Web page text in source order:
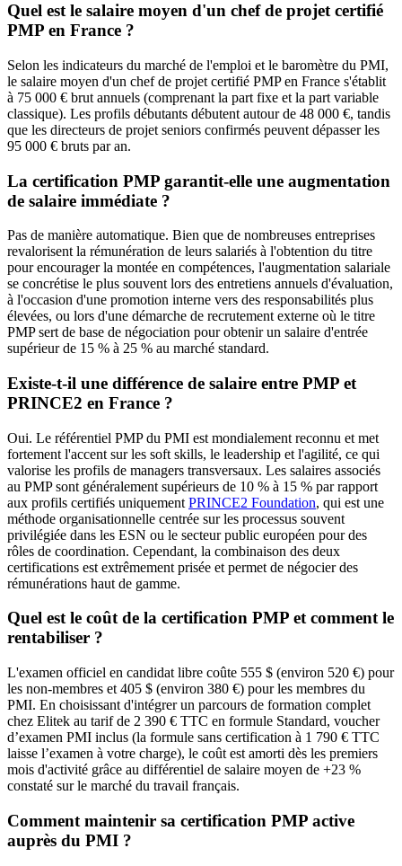
Quel est le salaire moyen d'un chef de projet certifié
PMP en France ?
Selon les indicateurs du marché de l'emploi et le baromètre du PMI,
le salaire moyen d'un chef de projet certifié PMP en France s'établit
à 75 000 € brut annuels (comprenant la part fixe et la part variable
classique). Les profils débutants débutent autour de 48 000 €, tandis
que les directeurs de projet seniors confirmés peuvent dépasser les
95 000 € bruts par an.
La certification PMP garantit-elle une augmentation
de salaire immédiate ?
Pas de manière automatique. Bien que de nombreuses entreprises
revalorisent la rémunération de leurs salariés à l'obtention du titre
pour encourager la montée en compétences, l'augmentation salariale
se concrétise le plus souvent lors des entretiens annuels d'évaluation,
à l'occasion d'une promotion interne vers des responsabilités plus
élevées, ou lors d'une démarche de recrutement externe où le titre
PMP sert de base de négociation pour obtenir un salaire d'entrée
supérieur de 15 % à 25 % au marché standard.
Existe-t-il une différence de salaire entre PMP et
PRINCE2 en France ?
Oui. Le référentiel PMP du PMI est mondialement reconnu et met
fortement l'accent sur les soft skills, le leadership et l'agilité, ce qui
valorise les profils de managers transversaux. Les salaires associés
au PMP sont généralement supérieurs de 10 % à 15 % par rapport
aux profils certifiés uniquement PRINCE2 Foundation, qui est une
méthode organisationnelle centrée sur les processus souvent
privilégiée dans les ESN ou le secteur public européen pour des
rôles de coordination. Cependant, la combinaison des deux
certifications est extrêmement prisée et permet de négocier des
rémunérations haut de gamme.
Quel est le coût de la certification PMP et comment le
rentabiliser ?
L'examen officiel en candidat libre coûte 555 $ (environ 520 €) pour
les non-membres et 405 $ (environ 380 €) pour les membres du
PMI. En choisissant d'intégrer un parcours de formation complet
chez Elitek au tarif de 2 390 € TTC en formule Standard, voucher
d’examen PMI inclus (la formule sans certification à 1 790 € TTC
laisse l’examen à votre charge), le coût est amorti dès les premiers
mois d'activité grâce au différentiel de salaire moyen de +23 %
constaté sur le marché du travail français.
Comment maintenir sa certification PMP active
auprès du PMI ?